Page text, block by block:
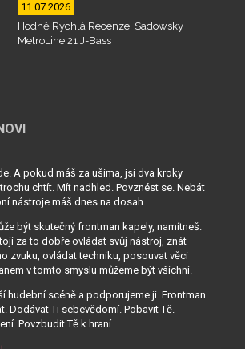
11.07.2026
Hodně Rychlá Recenze: Sadowsky
MetroLine 21 J-Bass
A pokud máš za ušima, jsi dva kroky
chtít. Mít nadhled. Povznést se. Nebát
nástroje máš dnes na dosah...
být skutečný frontman kapely, namítneš.
za to dobře ovládat svůj nástroj, znát
zvuku, ovládat techniku, posouvat věci
v tomto smyslu můžeme být všichni.
hudební scéně a podporujeme ji. Frontman
Dodávat Ti sebevědomí. Pobavit Tě.
Povzbudit Tě k hraní...